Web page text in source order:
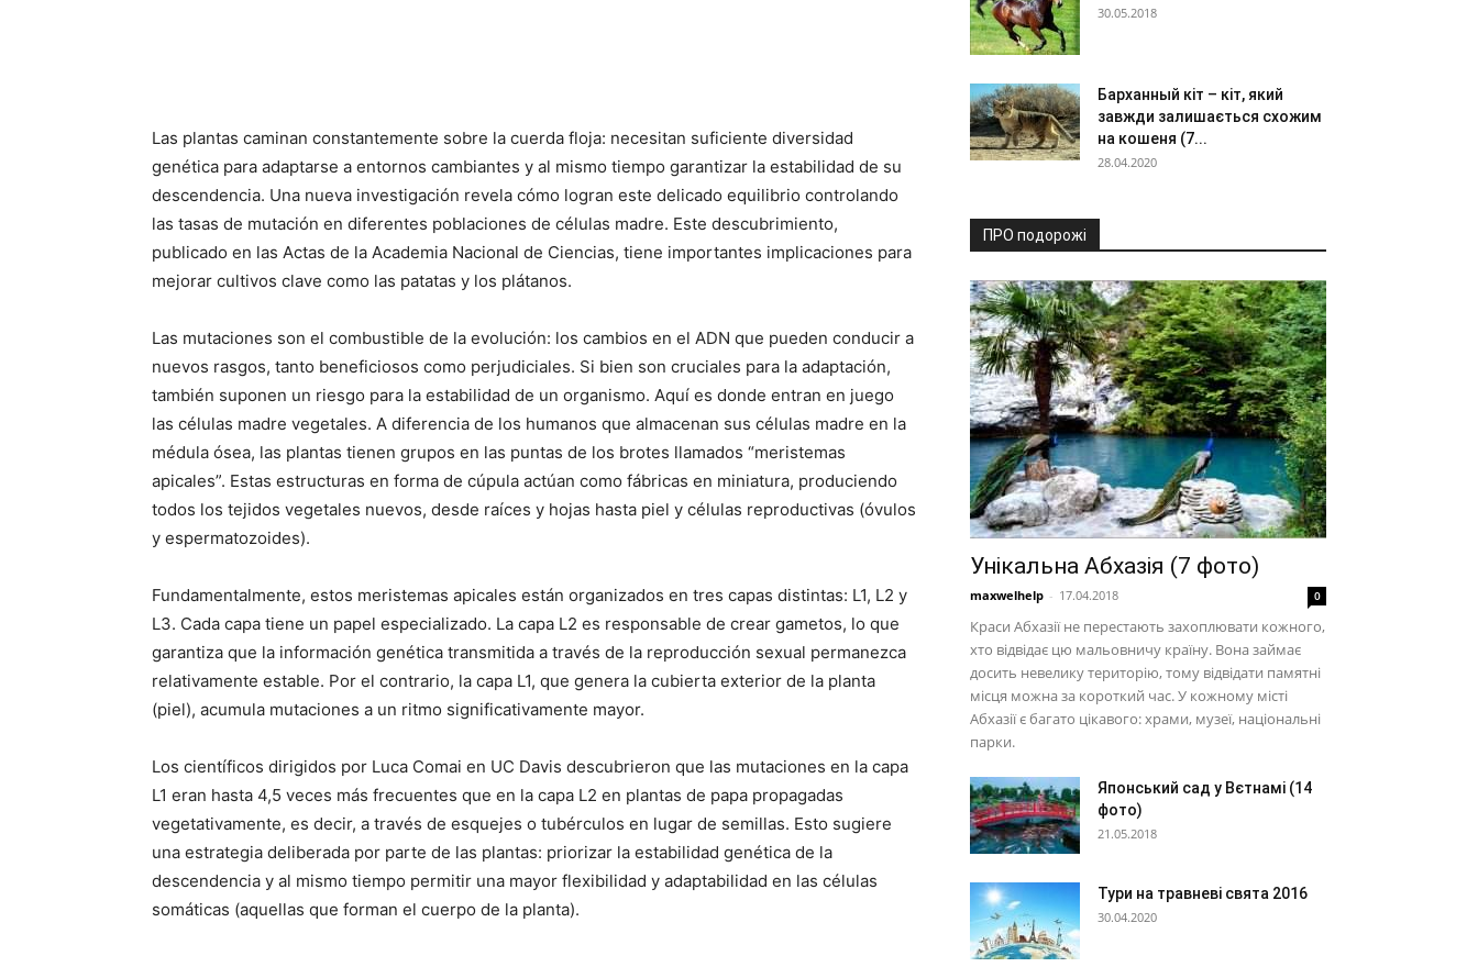
Las plantas caminan constantemente sobre la cuerda floja: necesitan suficiente diversidad
genética para adaptarse a entornos cambiantes y al mismo tiempo garantizar la estabilidad de su
descendencia. Una nueva investigación revela cómo logran este delicado equilibrio controlando
las tasas de mutación en diferentes poblaciones de células madre. Este descubrimiento,
publicado en las Actas de la Academia Nacional de Ciencias, tiene importantes implicaciones para
mejorar cultivos clave como las patatas y los plátanos.
Las mutaciones son el combustible de la evolución: los cambios en el ADN que pueden conducir a
nuevos rasgos, tanto beneficiosos como perjudiciales. Si bien son cruciales para la adaptación,
también suponen un riesgo para la estabilidad de un organismo. Aquí es donde entran en juego
las células madre vegetales. A diferencia de los humanos que almacenan sus células madre en la
médula ósea, las plantas tienen grupos en las puntas de los brotes llamados “meristemas
apicales”. Estas estructuras en forma de cúpula actúan como fábricas en miniatura, produciendo
todos los tejidos vegetales nuevos, desde raíces y hojas hasta piel y células reproductivas (óvulos
y espermatozoides).
Fundamentalmente, estos meristemas apicales están organizados en tres capas distintas: L1, L2 y
L3. Cada capa tiene un papel especializado. La capa L2 es responsable de crear gametos, lo que
garantiza que la información genética transmitida a través de la reproducción sexual permanezca
relativamente estable. Por el contrario, la capa L1, que genera la cubierta exterior de la planta
(piel), acumula mutaciones a un ritmo significativamente mayor.
Los científicos dirigidos por Luca Comai en UC Davis descubrieron que las mutaciones en la capa
L1 eran hasta 4,5 veces más frecuentes que en la capa L2 en plantas de papa propagadas
vegetativamente, es decir, a través de esquejes o tubérculos en lugar de semillas. Esto sugiere
una estrategia deliberada por parte de las plantas: priorizar la estabilidad genética de la
descendencia y al mismo tiempo permitir una mayor flexibilidad y adaptabilidad en las células
somáticas (aquellas que forman el cuerpo de la planta).
30.05.2018
Барханный кіт – кіт, який
завжди залишається схожим
на кошеня (7...
28.04.2020
ПРО подорожі
Унікальна Абхазія (7 фото)
maxwelhelp - 17.04.2018 0
Краси Абхазії не перестають захоплювати кожного,
хто відвідає цю мальовничу країну. Вона займає
досить невелику територію, тому відвідати памятні
місця можна за короткий час. У кожному місті
Абхазії є багато цікавого: храми, музеї, національні
парки.
Японський сад у Вєтнамі (14
фото)
21.05.2018
Тури на травневі свята 2016
30.04.2020